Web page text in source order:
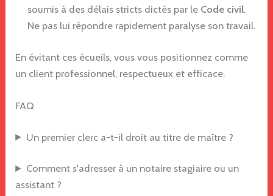
soumis à des délais stricts dictés par le Code civil.
Ne pas lui répondre rapidement paralyse son travail.
En évitant ces écueils, vous vous positionnez comme
un client professionnel, respectueux et efficace.
FAQ
Un premier clerc a-t-il droit au titre de maître ?
Comment s'adresser à un notaire stagiaire ou un
assistant ?